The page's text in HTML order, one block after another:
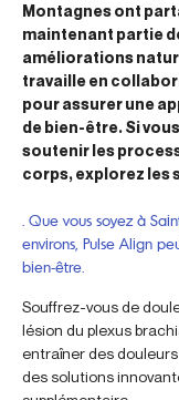
Montagnes ont
maintenant partie
améliorations
travaille en
pour assurer une
de bien-être. Si
soutenir les
corps, explorez les
. Que vous soyez à
environs, Pulse Align
bien-être.
Souffrez-vous de
lésion du plexus
entraîner des
des solutions